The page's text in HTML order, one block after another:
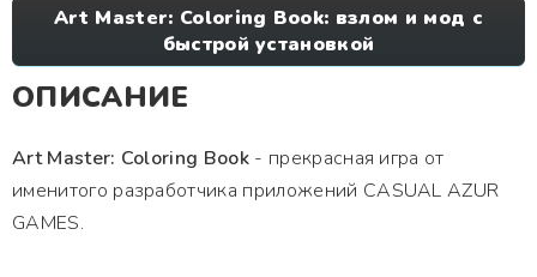
Art Master: Coloring Book: взлом и мод с
быстрой установкой
ОПИСАНИЕ
Art Master: Coloring Book - прекрасная игра от
именитого разработчика приложений CASUAL AZUR
GAMES.